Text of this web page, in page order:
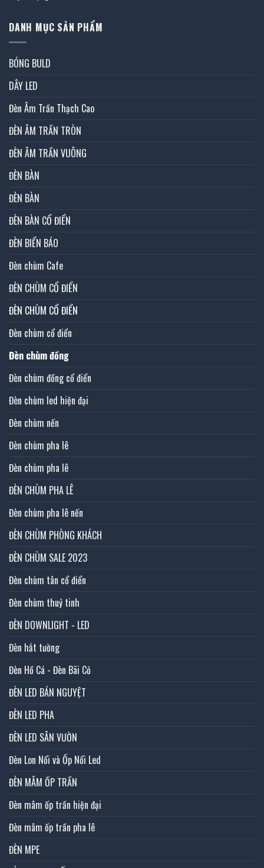
DANH MỤC SẢN PHẨM
BÓNG BULD
DÂY LED
Đèn Âm Trần Thạch Cao
ĐÈN ÂM TRẦN TRÒN
ĐÈN ÂM TRẦN VUÔNG
ĐÈN BÀN
ĐÈN BÀN
ĐÈN BÀN CỔ ĐIỂN
ĐÈN BIỂN BÁO
Đèn chùm Cafe
ĐÈN CHÙM CỔ ĐIỂN
ĐÈN CHÙM CỔ ĐIỂN
Đèn chùm cổ điển
Đèn chùm đồng
Đèn chùm đồng cổ điển
Đèn chùm led hiện đại
Đèn chùm nến
Đèn chùm pha lê
Đèn chùm pha lê
ĐÈN CHÙM PHA LÊ
Đèn chùm pha lê nến
ĐÈN CHÙM PHÒNG KHÁCH
ĐÈN CHÙM SALE 2023
Đèn chùm tân cổ điển
Đèn chùm thuỷ tinh
ĐÈN DOWNLIGHT - LED
Đèn hắt tường
Đèn Hồ Cá - Đèn Bãi Cỏ
ĐÈN LED BÁN NGUYỆT
ĐÈN LED PHA
ĐÈN LED SÂN VƯỜN
Đèn Lon Nổi và Ốp Nổi Led
ĐÈN MÂM ỐP TRẦN
Đèn mâm ốp trần hiện đại
Đèn mâm ốp trần pha lê
ĐÈN MPE